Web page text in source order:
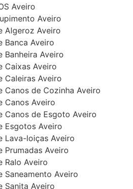
Aveiro
Aveiro
Algeroz Aveiro
Banca Aveiro
Banheira Aveiro
Caixas Aveiro
Caleiras Aveiro
Canos de Cozinha Aveiro
Canos Aveiro
Canos de Esgoto Aveiro
Esgotos Aveiro
Lava-loiças Aveiro
Prumadas Aveiro
Ralo Aveiro
Saneamento Aveiro
Sanita Aveiro